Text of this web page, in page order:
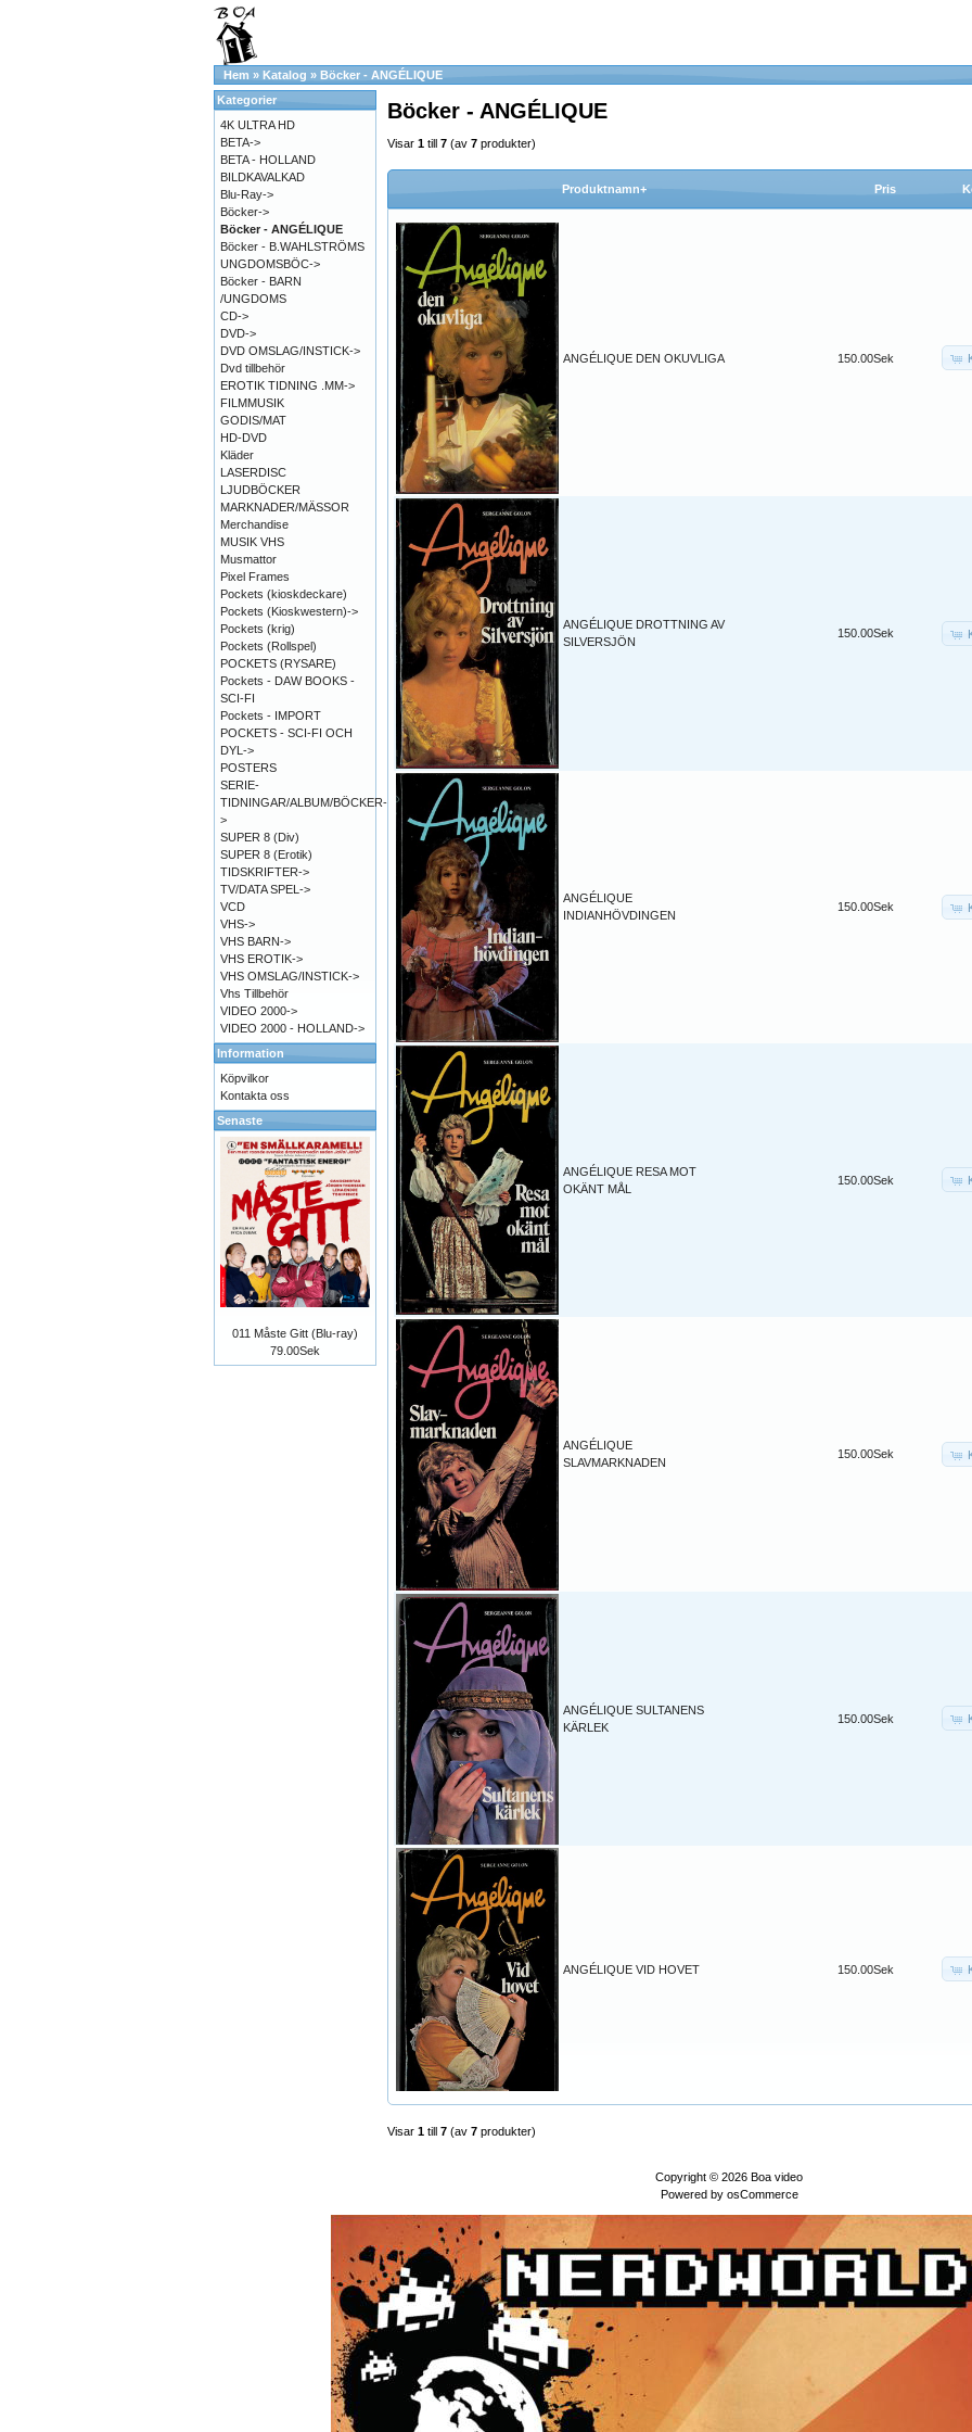
Hem » Katalog » Böcker - ANGÉLIQUE
Böcker - ANGÉLIQUE
Visar 1 till 7 (av 7 produkter)
Produktnamn+ Pris
ANGÉLIQUE DEN OKUVLIGA 150.00Sek
ANGÉLIQUE DROTTNING AV
SILVERSJÖN
150.00Sek
ANGÉLIQUE
INDIANHÖVDINGEN
150.00Sek
ANGÉLIQUE RESA MOT
OKÄNT MÅL
150.00Sek
ANGÉLIQUE
SLAVMARKNADEN
150.00Sek
ANGÉLIQUE SULTANENS
KÄRLEK
150.00Sek
ANGÉLIQUE VID HOVET 150.00Sek
Visar 1 till 7 (av 7 produkter)
Kategorier
4K ULTRA HD
BETA->
BETA - HOLLAND
BILDKAVALKAD
Blu-Ray->
Böcker->
Böcker - ANGÉLIQUE
Böcker - B.WAHLSTRÖMS
UNGDOMSBÖC->
Böcker - BARN
/UNGDOMS
CD->
DVD->
DVD OMSLAG/INSTICK->
Dvd tillbehör
EROTIK TIDNING .MM->
FILMMUSIK
GODIS/MAT
HD-DVD
Kläder
LASERDISC
LJUDBÖCKER
MARKNADER/MÄSSOR
Merchandise
MUSIK VHS
Musmattor
Pixel Frames
Pockets (kioskdeckare)
Pockets (Kioskwestern)->
Pockets (krig)
Pockets (Rollspel)
POCKETS (RYSARE)
Pockets - DAW BOOKS -
SCI-FI
Pockets - IMPORT
POCKETS - SCI-FI OCH
DYL->
POSTERS
SERIE-
TIDNINGAR/ALBUM/BÖCKER-
>
SUPER 8 (Div)
SUPER 8 (Erotik)
TIDSKRIFTER->
TV/DATA SPEL->
VCD
VHS->
VHS BARN->
VHS EROTIK->
VHS OMSLAG/INSTICK->
Vhs Tillbehör
VIDEO 2000->
VIDEO 2000 - HOLLAND->
Information
Köpvilkor
Kontakta oss
Senaste
011 Måste Gitt (Blu-ray)
79.00Sek
Copyright © 2026 Boa video
Powered by osCommerce